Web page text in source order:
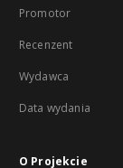
Promotor
Recenzent
Wydawca
Data wydania
O Projekcie